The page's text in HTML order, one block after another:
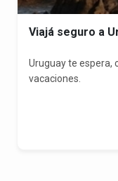
Viajá seguro a
Uruguay te espera,
vacaciones.